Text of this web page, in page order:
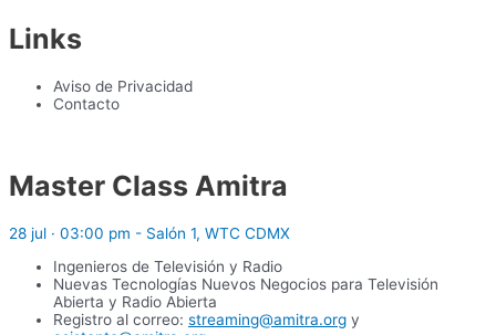
Links
Aviso de Privacidad
Contacto
Master Class Amitra
28 jul · 03:00 pm - Salón 1, WTC CDMX
Ingenieros de Televisión y Radio
Nuevas Tecnologías Nuevos Negocios para Televisión
Abierta y Radio Abierta
Registro al correo: streaming@amitra.org y